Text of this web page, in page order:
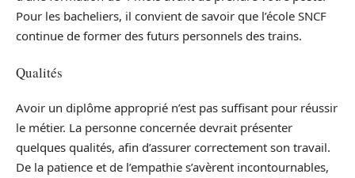
Pour les bacheliers, il convient de savoir que l’école SNCF
continue de former des futurs personnels des trains.
Qualités
Avoir un diplôme approprié n’est pas suffisant pour réussir
le métier. La personne concernée devrait présenter
quelques qualités, afin d’assurer correctement son travail.
De la patience et de l’empathie s’avèrent incontournables,